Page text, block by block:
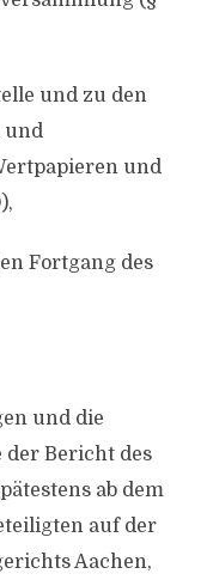
und zu den
und
und
Fortgang des
und die
Bericht des
ab dem
auf der
Aachen,